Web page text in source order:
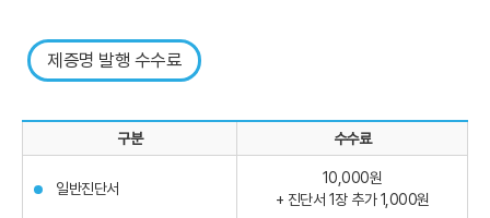
제증명 발행 수수료
구분 수수료
일반진단서
10,000원
+ 진단서 1장 추가 1,000원